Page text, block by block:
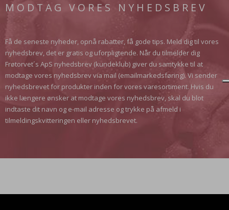
MODTAG VORES NYHEDSBREV
Få de seneste nyheder, opnå rabatter, få gode tips. Meld dig til vores
nyhedsbrev, det er gratis og uforpligtende. Når du tilmelder dig
Frøtorvet´s ApS nyhedsbrev (kundeklub) giver du samtykke til at
modtage vores nyhedsbrev via mail (emailmarkedsføring). Vi sender
nyhedsbrevet for produkter inden for vores varesortiment. Hvis du
ikke længere ønsker at modtage vores nyhedsbrev, skal du blot
indtaste dit navn og e-mail adresse og trykke på afmeld i
tilmeldingskvitteringen eller nyhedsbrevet.